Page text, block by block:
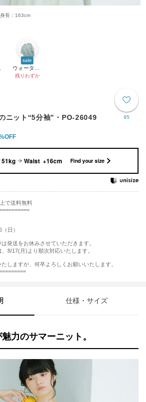
長：163cm
sale
残りわずか
95
ニット“5分袖”・PO-26049
Waist +16cm Find your size
で送料無料
日）
発送をお休みさせていただきます。
8/17(月)より順次対応いたします。
しますが、何卒よろしくお願いいたします。
仕様・サイズ
力のサマーニット。